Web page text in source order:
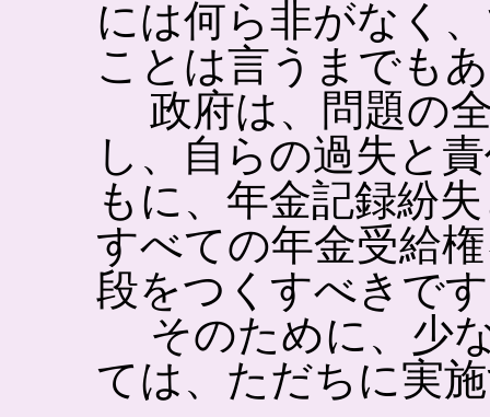
には何ら非がなく
ことは言うまでも
政府は、問題の
し、自らの過失と
もに、年金記録紛
すべての年金受給
段をつくすべきで
そのために、少
ては、ただちに実